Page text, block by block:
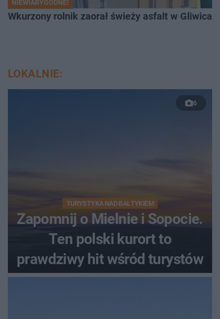
NIEWIARYGODNE!
Wkurzony rolnik zaorał świeży asfalt w
LOKALNIE:
6
TURYSTYKA NAD BAŁTYKIEM
Zapomnij o Mielnie i Sopocie.
Ten polski kurort to
prawdziwy hit wśród turystów